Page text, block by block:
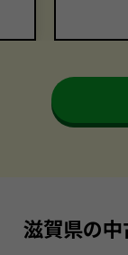
滋賀県の